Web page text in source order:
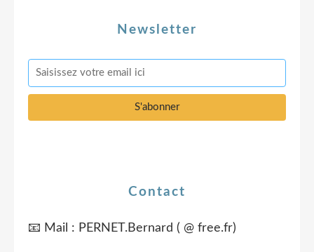
Newsletter
Contact
📧 Mail : PERNET.Bernard ( @ free.fr)